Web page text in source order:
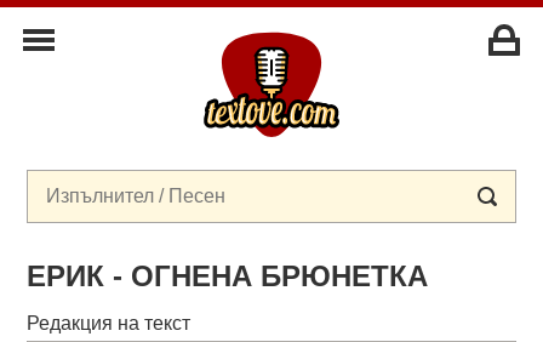
ЕРИК - ОГНЕНА БРЮНЕТКА
Редакция на текст